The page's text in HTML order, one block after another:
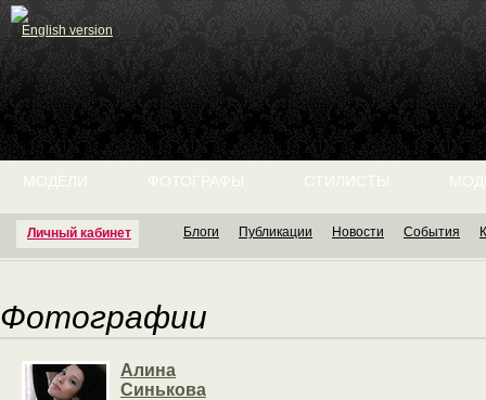
English version
Личный кабинет
МОДЕЛИ ФОТОГРАФЫ СТИЛИСТЫ
Блоги Публикации Новости События
Фотографии
Алина
Синькова